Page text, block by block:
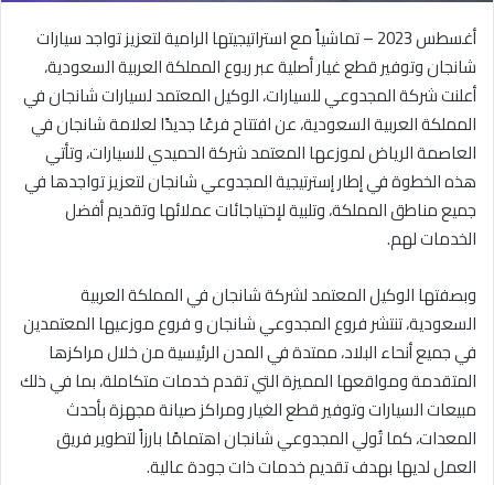
ن
ي
ا
أغسطس 2023 – تماشياً مع استراتيجيتها الرامية لتعزيز تواجد سيارات
شانجان وتوفير قطع غيار أصلية عبر ربوع المملكة العربية السعودية،
أعلنت شركة المجدوعي للسيارات، الوكيل المعتمد لسيارات شانجان في
المملكة العربية السعودية، عن افتتاح فرعًا جديدًا لعلامة شانجان في
العاصمة الرياض لموزعها المعتمد شركة الحميدي للسيارات، وتأتي
هذه الخطوة في إطار إسترتيجية المجدوعي شانجان لتعزيز تواجدها في
جميع مناطق المملكة، وتلبية لإحتياجائات عملائها وتقديم أفضل
الخدمات لهم.
وبصفتها الوكيل المعتمد لشركة شانجان في المملكة العربية
السعودية، تنتشر فروع المجدوعي شانجان و فروع موزعيها المعتمدين
في جميع أنحاء البلاد، ممتدة في المدن الرئيسية من خلال مراكزها
المتقدمة ومواقعها المميزة التي تقدم خدمات متكاملة، بما في ذلك
مبيعات السيارات وتوفير قطع الغيار ومراكز صيانة مجهزة بأحدث
المعدات، كما تُولي المجدوعي شانجان اهتمامًا بارزاً لتطوير فريق
العمل لديها بهدف تقديم خدمات ذات جودة عالية.